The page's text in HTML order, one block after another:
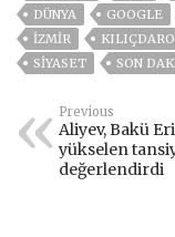
DÜNYA
GOOGLE
İZMIR
SİYASET
SON
Previous
Aliyev, Bakü
yükselen
değerlendirdi